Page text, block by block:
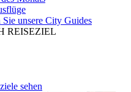
Sie unsere City Guides
REISEZIEL
sehen